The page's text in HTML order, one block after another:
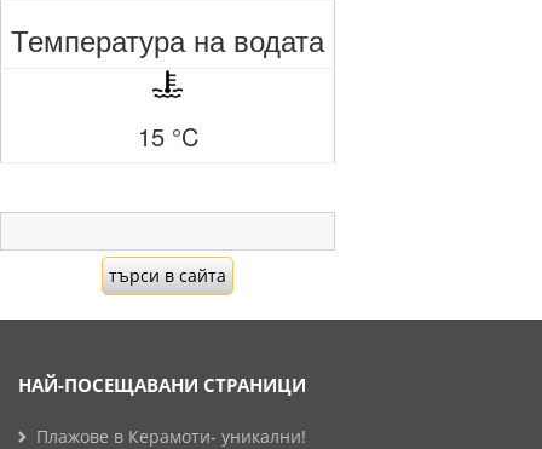
Температура на водата
15 °C
НАЙ-ПОСЕЩАВАНИ СТРАНИЦИ
Плажове в Керамоти- уникални!